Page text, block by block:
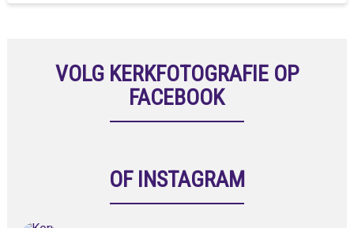
VOLG KERKFOTOGRAFIE OP
FACEBOOK
OF INSTAGRAM